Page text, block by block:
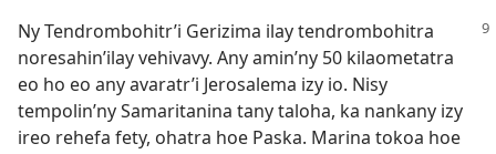
Ny Tendrombohitr’i Gerizima ilay tendrombohitra
noresahin’ilay vehivavy. Any amin’ny 50 kilaometatra
eo ho eo any avaratr’i Jerosalema izy io. Nisy
tempolin’ny Samaritanina tany taloha, ka nankany izy
ireo rehefa fety, ohatra hoe Paska. Marina tokoa hoe